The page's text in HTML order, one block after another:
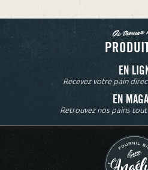
Où trouver
EN
Recevez votre pain
EN
Retrouvez nos pains